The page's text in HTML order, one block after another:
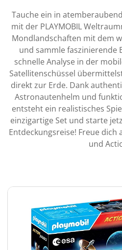
Tauche ein in
mit der PLAYMOBIL
Mondlandschaften mit dem
und sammle faszinierende
schnelle Analyse in der
Satellitenschüssel
direkt zur Erde. Dank
Astronautenhelm und
entsteht ein realistisches
einzigartige Set und starte
Entdeckungsreise! Freue dich
und